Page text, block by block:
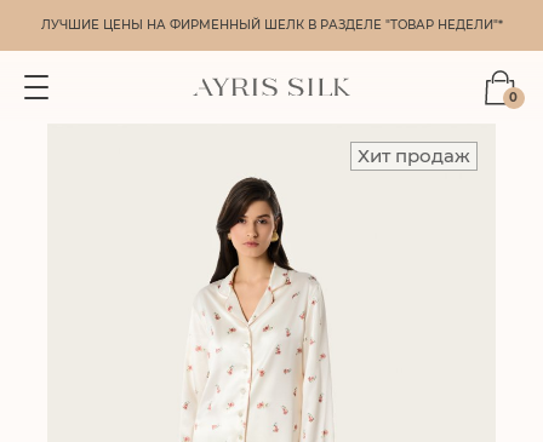
ЛУЧШИЕ ЦЕНЫ НА ФИРМЕННЫЙ ШЕЛК В РАЗДЕЛЕ "ТОВАР НЕДЕЛИ"*
0
Хит продаж